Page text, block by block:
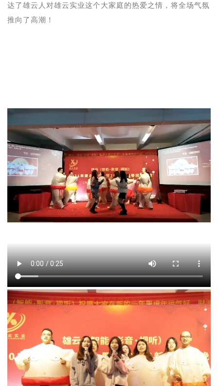
达了雄云人对雄云实业这个大家庭的热爱之情，将全场气氛
推向了高潮！